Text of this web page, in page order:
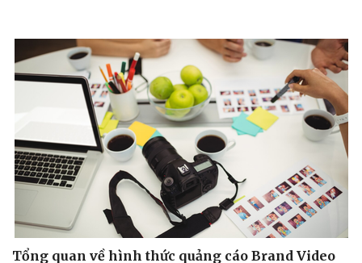
Tổng quan về hình thức quảng cáo Brand Video